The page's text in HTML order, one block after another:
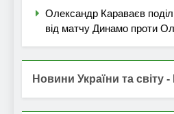
Олександр Караваєв
від матчу Динамо проти
Новини України та світу